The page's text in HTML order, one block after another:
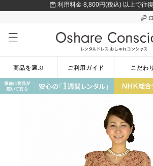
利用料金 8,800円(税込) 以上で往
商品を選ぶ ご利用ガイド こだわり